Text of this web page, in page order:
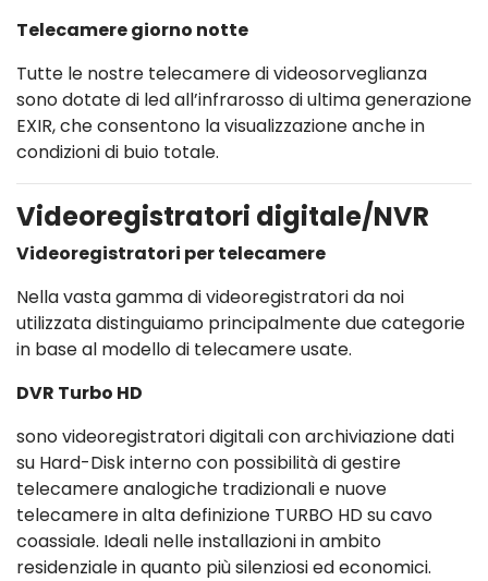
Telecamere giorno notte
Tutte le nostre telecamere di videosorveglianza
sono dotate di led all’infrarosso di ultima generazione
EXIR, che consentono la visualizzazione anche in
condizioni di buio totale.
Videoregistratori digitale/NVR
Videoregistratori per telecamere
Nella vasta gamma di videoregistratori da noi
utilizzata distinguiamo principalmente due categorie
in base al modello di telecamere usate.
DVR Turbo HD
sono videoregistratori digitali con archiviazione dati
su Hard-Disk interno con possibilità di gestire
telecamere analogiche tradizionali e nuove
telecamere in alta definizione TURBO HD su cavo
coassiale. Ideali nelle installazioni in ambito
residenziale in quanto più silenziosi ed economici.